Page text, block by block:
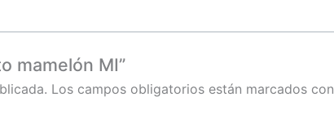
mamelón MI”
Los campos obligatorios están marcados con